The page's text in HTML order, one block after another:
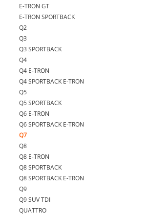
E-TRON GT
E-TRON SPORTBACK
Q2
Q3
Q3 SPORTBACK
Q4
Q4 E-TRON
Q4 SPORTBACK E-TRON
Q5
Q5 SPORTBACK
Q6 E-TRON
Q6 SPORTBACK E-TRON
Q7
Q8
Q8 E-TRON
Q8 SPORTBACK
Q8 SPORTBACK E-TRON
Q9
Q9 SUV TDI
QUATTRO